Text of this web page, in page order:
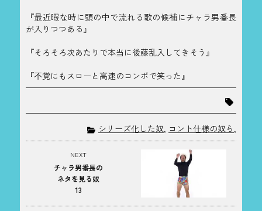
『最近暇な時に頭の中で流れる歌の候補にチャラ男番長
が入りつつある』
『そろそろ次あたりで本当に後藤乱入してきそう』
『不覚にもスローと高速のコンボで笑った』
シリーズ化した奴, コント仕様の奴ら,
NEXT
チャラ男番長の
ネタを見る奴
13